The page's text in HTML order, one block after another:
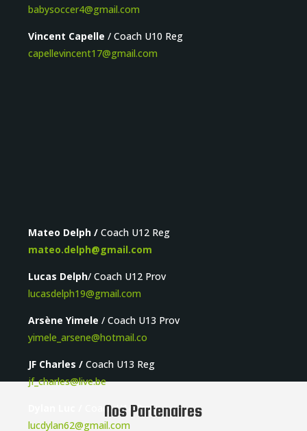
babysoccer4@gmail.com
Vincent Capelle / Coach U10 Reg
capellevincent17@gmail.com
Mateo Delph / Coach U12 Reg
mateo.delph@gmail.com
Lucas Delph/ Coach U12 Prov
lucasdelph19@gmail.com
Arsène Yimele / Coach U13 Prov
yimele_arsene@hotmail.co
JF Charles / Coach U13 Reg
jf_charles@live.be
Coach U14 Prov
lucdylan62@gmail.com
Nos Partenaires